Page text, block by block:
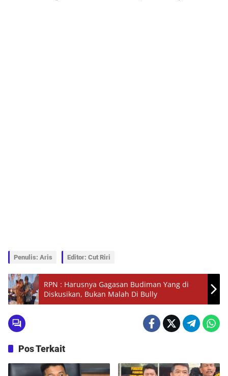
Penulis: Aris Editor: Cut Riri
RPN : Harusnya Gagasan Budiman Yang di
Diskusikan, Bukan Malah Di Bully
Pos Terkait